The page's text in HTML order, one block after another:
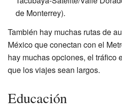
de Monterrey).
También hay muchas rutas de
México que conectan con el
hay muchas opciones, el tráfico
que los viajes sean largos.
Educación